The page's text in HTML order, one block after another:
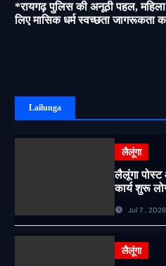
*रायगढ़ पुलिस की अनूठी पहल,
लिए मासिक धर्म स्वच्छता जागरूकता
Lailunga
लैलूंगा
लैलूंगा
कार्य शुरू
Jul 7 , 2026
लैलूंगा